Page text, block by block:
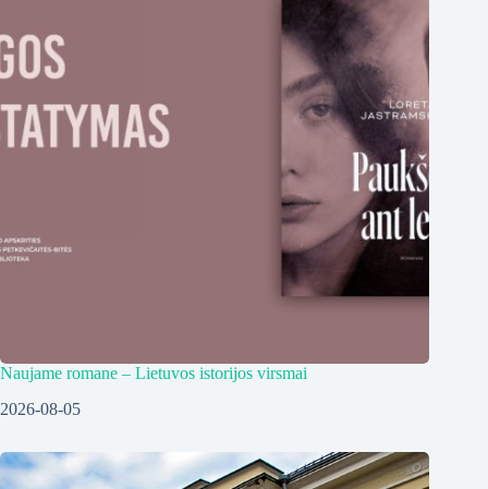
Naujame romane – Lietuvos istorijos virsmai
2026-08-05